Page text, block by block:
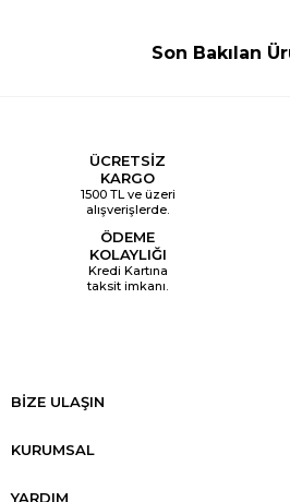
Son Bakılan
ÜCRETSİZ
KARGO
1500 TL ve üzeri
alışverişlerde.
ÖDEME
KOLAYLIĞI
Kredi Kartına
taksit imkanı.
BİZE ULAŞIN
KURUMSAL
YARDIM